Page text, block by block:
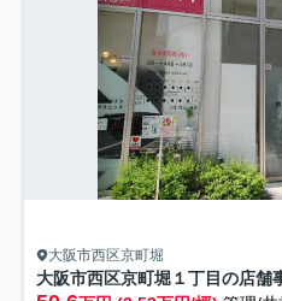
大阪市西区京町堀
大阪市西区京町堀１丁目の店舗